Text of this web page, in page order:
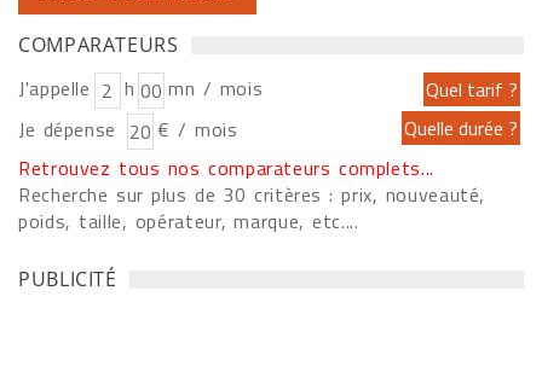
COMPARATEURS
J'appelle h
mn / mois
Je dépense
€ / mois
Retrouvez tous nos comparateurs complets...
Recherche sur plus de 30 critères : prix, nouveauté,
poids, taille, opérateur, marque, etc....
PUBLICITÉ